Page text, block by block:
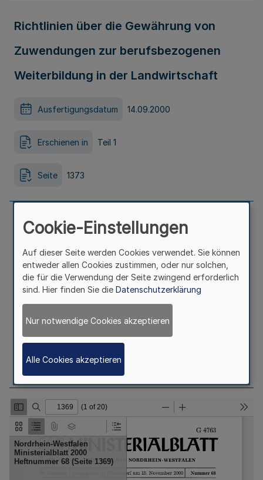
Richtlinien über die Gewährung von
Zuwendungen zur berufsbezogenen
Weiterbildung in der Landwirtschaft
Ausfertigungsdatum 14.09.2000
Erschienen in Teil 1
Seite 1373
Landtagswahl 2000; Erstattung der
Wahlkosten
Ausfertigungsdatum 31.10.2000
Erschienen in
Seite 1387
Cookie-Einstellungen
Auf dieser Seite werden Cookies verwendet. Sie können
entweder allen Cookies zustimmen, oder nur solchen,
die für die Verwendung der Seite zwingend erforderlich
sind. Hier finden Sie die Datenschutzerklärung
Nur notwendige Cookies akzeptieren
Alle Cookies akzeptieren